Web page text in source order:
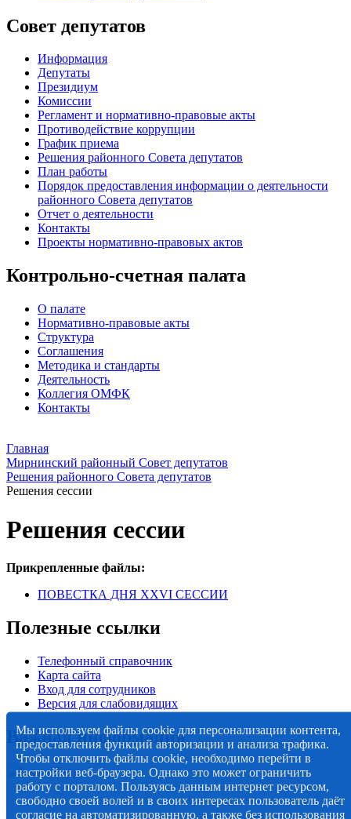
Совет депутатов
Информация
Депутаты
Президиум
Комиссии
Регламент и нормативно-правовые акты
Противодействие коррупции
График приема
Решения районного Совета депутатов
План работы
Порядок предоставления информации о деятельности
районного Совета депутатов
Отчет о деятельности
Контакты
Проекты нормативно-правовых актов
Контрольно-счетная палата
О палате
Нормативно-правовые акты
Структура
Соглашения
Методика и стандарты
Деятельность
Коллегия ОМФК
Контакты
Главная
Мирнинский районный Совет депутатов
Решения районного Совета депутатов
Решения сессии
Решения сессии
Прикрепленные файлы:
ПОВЕСТКА ДНЯ XXVI СЕССИИ
Полезные ссылки
Телефонный справочник
Карта сайта
Вход для сотрудников
Версия для слабовидящих
Важная информация
Мы используем файлы cookie для персонализации контента,
предоставления функций авторизации и анализа трафика.
Чтобы отключить файлы cookie, необходимо перейти в
настройки веб-браузера. Однако это может ограничить
работу с порталом. Пользуясь данным интернет ресурсом,
свободно своей волей и в своих интересах пользователь даёт
согласие на автоматизированную, а также без использования